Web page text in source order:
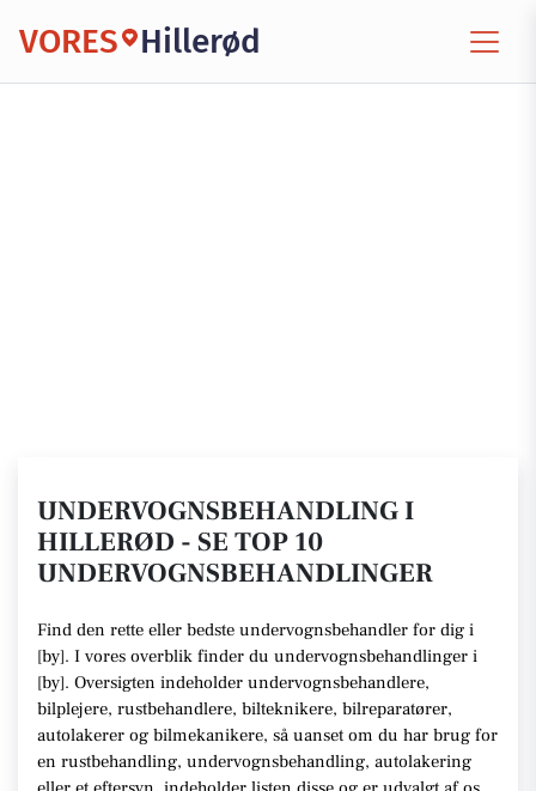
VORES Hillerød
UNDERVOGNSBEHANDLING I
HILLERØD - SE TOP 10
UNDERVOGNSBEHANDLINGER
Find den rette eller bedste undervognsbehandler for dig i
[by]. I vores overblik finder du undervognsbehandlinger i
[by]. Oversigten indeholder undervognsbehandlere,
bilplejere, rustbehandlere, bilteknikere, bilreparatører,
autolakerer og bilmekanikere, så uanset om du har brug for
en rustbehandling, undervognsbehandling, autolakering